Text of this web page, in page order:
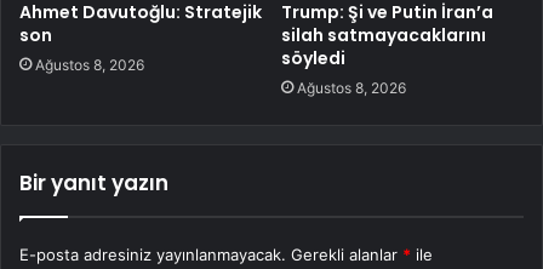
Ahmet Davutoğlu: Stratejik
son
Ağustos 8, 2026
Trump: Şi ve Putin İran’a
silah satmayacaklarını
söyledi
Ağustos 8, 2026
Bir yanıt yazın
E-posta adresiniz yayınlanmayacak. Gerekli alanlar * ile